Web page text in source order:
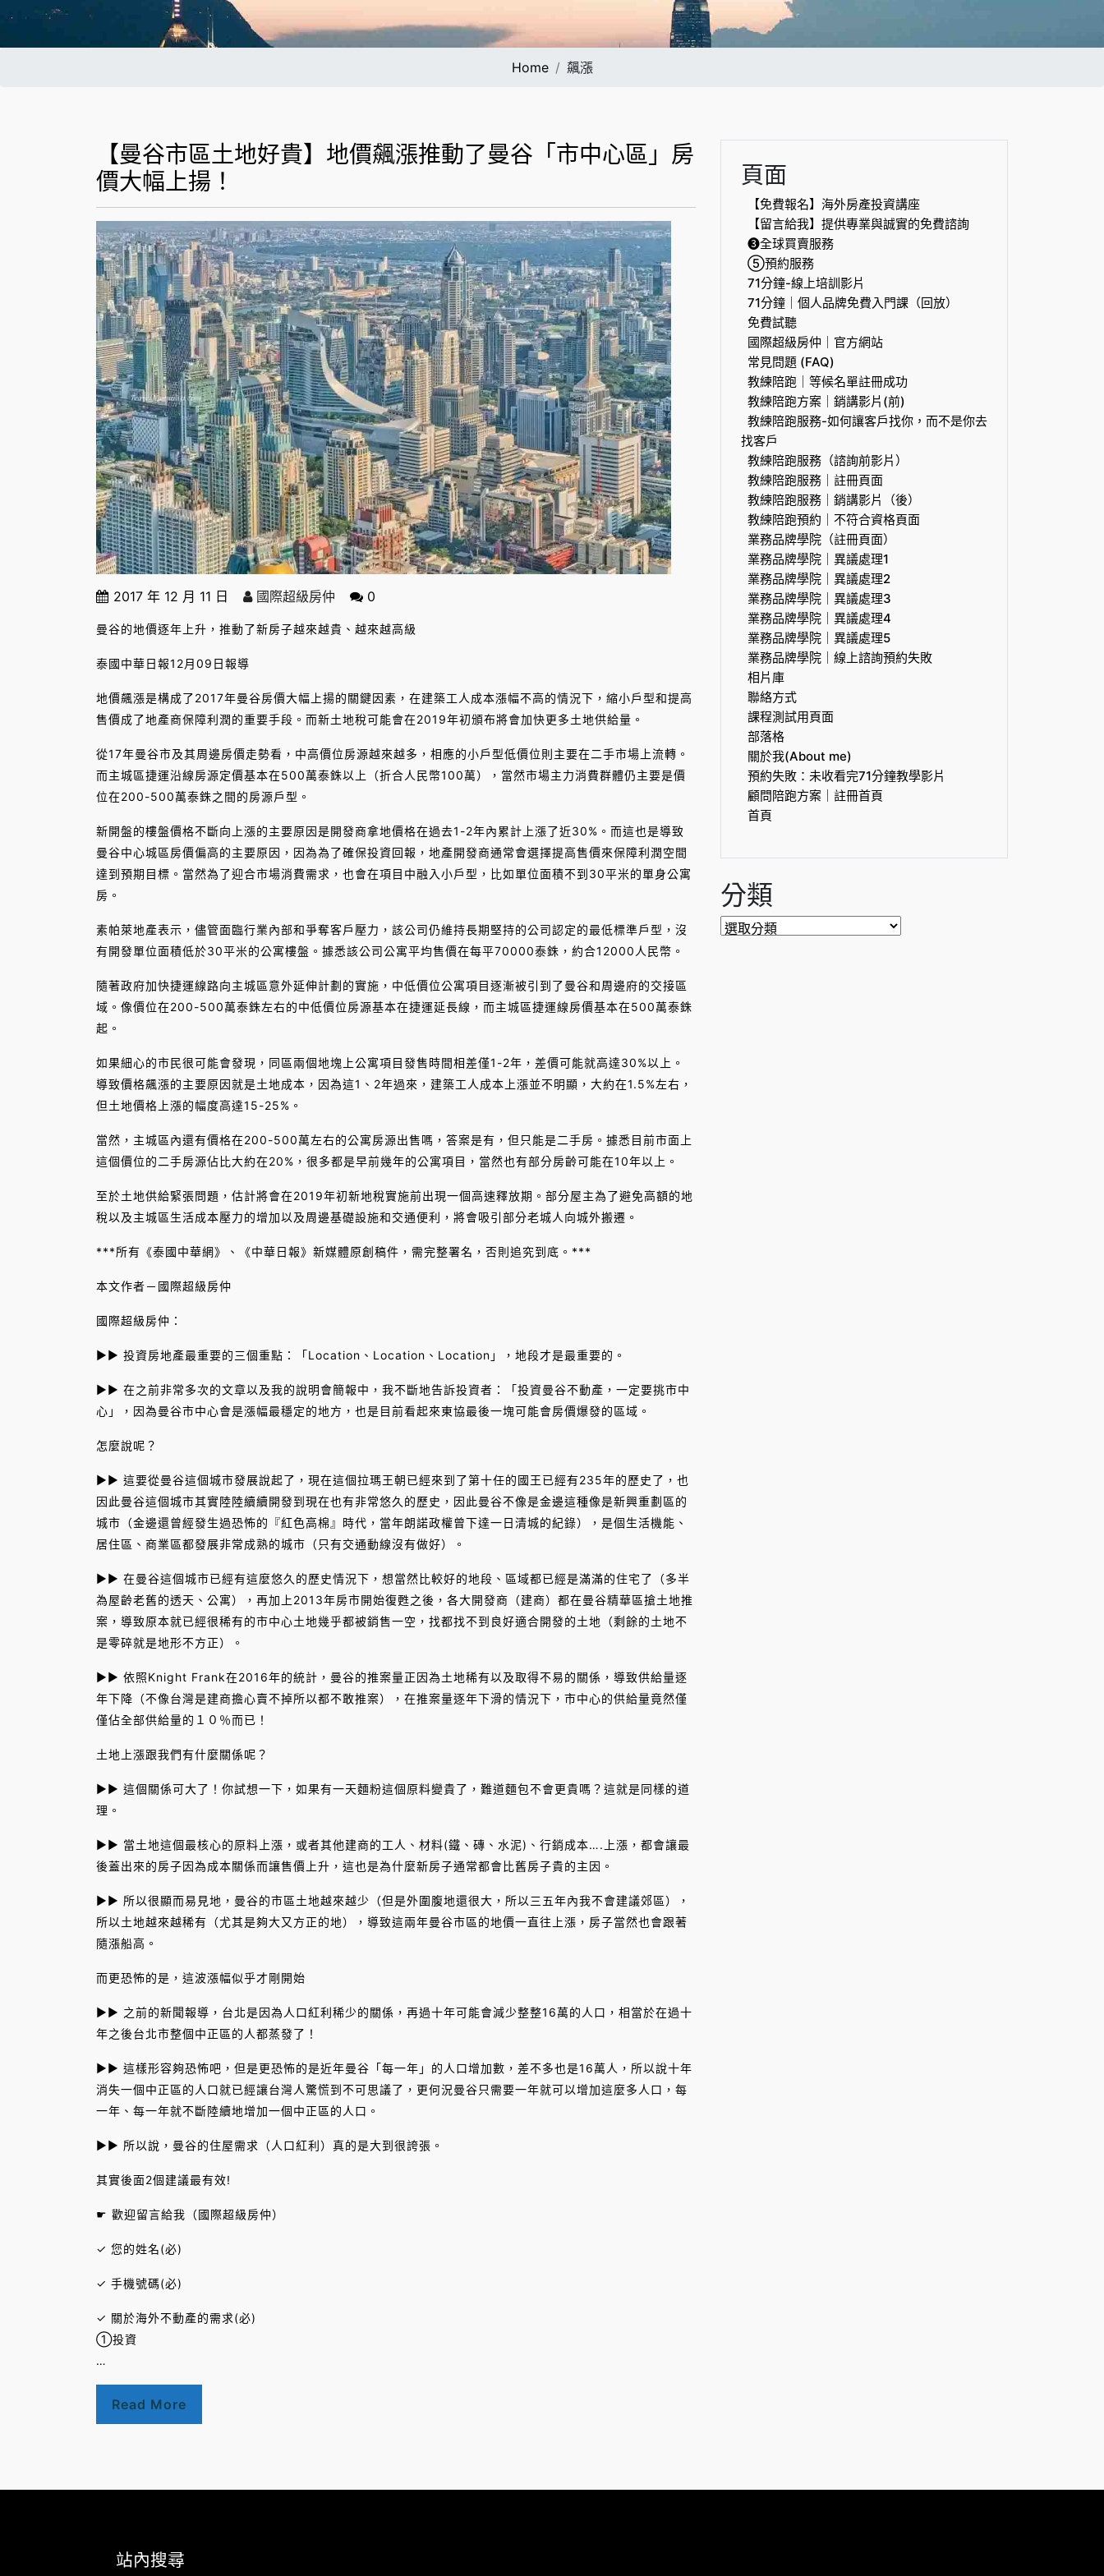
Home 飆漲
【曼谷市區土地好貴】地價飆漲推動了曼谷「市中心區」房
價大幅上揚！
2017 年 12 月 11 日 國際超級房仲 0
曼谷的地價逐年上升，推動了新房子越來越貴、越來越高級
泰國中華日報12月09日報導
地價飆漲是構成了2017年曼谷房價大幅上揚的關鍵因素，在建築工人成本漲幅不高的情況下，縮小戶型和提高
售價成了地產商保障利潤的重要手段。而新土地稅可能會在2019年初頒布將會加快更多土地供給量。
從17年曼谷市及其周邊房價走勢看，中高價位房源越來越多，相應的小戶型低價位則主要在二手市場上流轉。
而主城區捷運沿線房源定價基本在500萬泰銖以上（折合人民幣100萬），當然市場主力消費群體仍主要是價
位在200-500萬泰銖之間的房源戶型。
新開盤的樓盤價格不斷向上漲的主要原因是開發商拿地價格在過去1-2年內累計上漲了近30%。而這也是導致
曼谷中心城區房價偏高的主要原因，因為為了確保投資回報，地產開發商通常會選擇提高售價來保障利潤空間
達到預期目標。當然為了迎合市場消費需求，也會在項目中融入小戶型，比如單位面積不到30平米的單身公寓
房。
素帕萊地產表示，儘管面臨行業內部和爭奪客戶壓力，該公司仍維持長期堅持的公司認定的最低標準戶型，沒
有開發單位面積低於30平米的公寓樓盤。據悉該公司公寓平均售價在每平70000泰銖，約合12000人民幣。
隨著政府加快捷運線路向主城區意外延伸計劃的實施，中低價位公寓項目逐漸被引到了曼谷和周邊府的交接區
域。像價位在200-500萬泰銖左右的中低價位房源基本在捷運延長線，而主城區捷運線房價基本在500萬泰銖
起。
如果細心的市民很可能會發現，同區兩個地塊上公寓項目發售時間相差僅1-2年，差價可能就高達30%以上。
導致價格飆漲的主要原因就是土地成本，因為這1、2年過來，建築工人成本上漲並不明顯，大約在1.5%左右，
但土地價格上漲的幅度高達15-25%。
當然，主城區內還有價格在200-500萬左右的公寓房源出售嗎，答案是有，但只能是二手房。據悉目前市面上
這個價位的二手房源佔比大約在20%，很多都是早前幾年的公寓項目，當然也有部分房齡可能在10年以上。
至於土地供給緊張問題，估計將會在2019年初新地稅實施前出現一個高速釋放期。部分屋主為了避免高額的地
稅以及主城區生活成本壓力的增加以及周邊基礎設施和交通便利，將會吸引部分老城人向城外搬遷。
***所有《泰國中華網》、《中華日報》新媒體原創稿件，需完整署名，否則追究到底。***
本文作者－國際超級房仲
國際超級房仲：
►► 投資房地產最重要的三個重點：「Location、Location、Location」，地段才是最重要的。
►► 在之前非常多次的文章以及我的說明會簡報中，我不斷地告訴投資者：「投資曼谷不動產，一定要挑市中
心」，因為曼谷市中心會是漲幅最穩定的地方，也是目前看起來東協最後一塊可能會房價爆發的區域。
怎麼說呢？
►► 這要從曼谷這個城市發展說起了，現在這個拉瑪王朝已經來到了第十任的國王已經有235年的歷史了，也
因此曼谷這個城市其實陸陸續續開發到現在也有非常悠久的歷史，因此曼谷不像是金邊這種像是新興重劃區的
城市（金邊還曾經發生過恐怖的『紅色高棉』時代，當年朗諾政權曾下達一日清城的紀錄），是個生活機能、
居住區、商業區都發展非常成熟的城市（只有交通動線沒有做好）。
►► 在曼谷這個城市已經有這麼悠久的歷史情況下，想當然比較好的地段、區域都已經是滿滿的住宅了（多半
為屋齡老舊的透天、公寓），再加上2013年房市開始復甦之後，各大開發商（建商）都在曼谷精華區搶土地推
案，導致原本就已經很稀有的市中心土地幾乎都被銷售一空，找都找不到良好適合開發的土地（剩餘的土地不
是零碎就是地形不方正）。
►► 依照Knight Frank在2016年的統計，曼谷的推案量正因為土地稀有以及取得不易的關係，導致供給量逐
年下降（不像台灣是建商擔心賣不掉所以都不敢推案），在推案量逐年下滑的情況下，市中心的供給量竟然僅
僅佔全部供給量的１０％而已！
土地上漲跟我們有什麼關係呢？
►► 這個關係可大了！你試想一下，如果有一天麵粉這個原料變貴了，難道麵包不會更貴嗎？這就是同樣的道
理。
►► 當土地這個最核心的原料上漲，或者其他建商的工人、材料(鐵、磚、水泥)、行銷成本….上漲，都會讓最
後蓋出來的房子因為成本關係而讓售價上升，這也是為什麼新房子通常都會比舊房子貴的主因。
►► 所以很顯而易見地，曼谷的市區土地越來越少（但是外圍腹地還很大，所以三五年內我不會建議郊區），
所以土地越來越稀有（尤其是夠大又方正的地），導致這兩年曼谷市區的地價一直往上漲，房子當然也會跟著
隨漲船高。
而更恐怖的是，這波漲幅似乎才剛開始
►► 之前的新聞報導，台北是因為人口紅利稀少的關係，再過十年可能會減少整整16萬的人口，相當於在過十
年之後台北市整個中正區的人都蒸發了！
►► 這樣形容夠恐怖吧，但是更恐怖的是近年曼谷「每一年」的人口增加數，差不多也是16萬人，所以說十年
消失一個中正區的人口就已經讓台灣人驚慌到不可思議了，更何況曼谷只需要一年就可以增加這麼多人口，每
一年、每一年就不斷陸續地增加一個中正區的人口。
►► 所以說，曼谷的住屋需求（人口紅利）真的是大到很誇張。
其實後面2個建議最有效!
☛ 歡迎留言給我（國際超級房仲）
✓ 您的姓名(必)
✓ 手機號碼(必)
✓ 關於海外不動產的需求(必)
①投資
…
Read More
頁面
【免費報名】海外房產投資講座
【留言給我】提供專業與誠實的免費諮詢
❸全球買賣服務
⑤預約服務
71分鐘-線上培訓影片
71分鐘｜個人品牌免費入門課（回放）
免費試聽
國際超級房仲｜官方網站
常見問題 (FAQ)
教練陪跑｜等候名單註冊成功
教練陪跑方案｜銷講影片(前)
教練陪跑服務-如何讓客戶找你，而不是你去
找客戶
教練陪跑服務（諮詢前影片）
教練陪跑服務｜註冊頁面
教練陪跑服務｜銷講影片（後）
教練陪跑預約｜不符合資格頁面
業務品牌學院（註冊頁面）
業務品牌學院｜異議處理1
業務品牌學院｜異議處理2
業務品牌學院｜異議處理3
業務品牌學院｜異議處理4
業務品牌學院｜異議處理5
業務品牌學院｜線上諮詢預約失敗
相片庫
聯絡方式
課程測試用頁面
部落格
關於我(About me)
預約失敗：未收看完71分鐘教學影片
顧問陪跑方案｜註冊首頁
首頁
分類
分
站內搜尋